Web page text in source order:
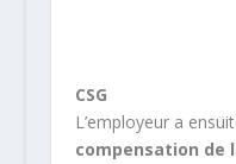
CSG
L’employeur a
compensation de